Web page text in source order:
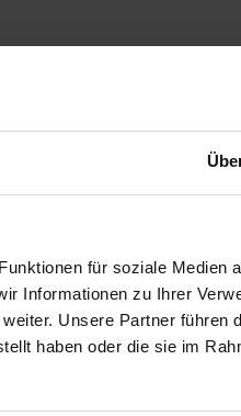
für soziale Medien
Informationen zu Ihrer
Unsere Partner führen
haben oder die sie im
SPAR-
KIT
SUNBOUNCE
SUN-BOUNCER BIG